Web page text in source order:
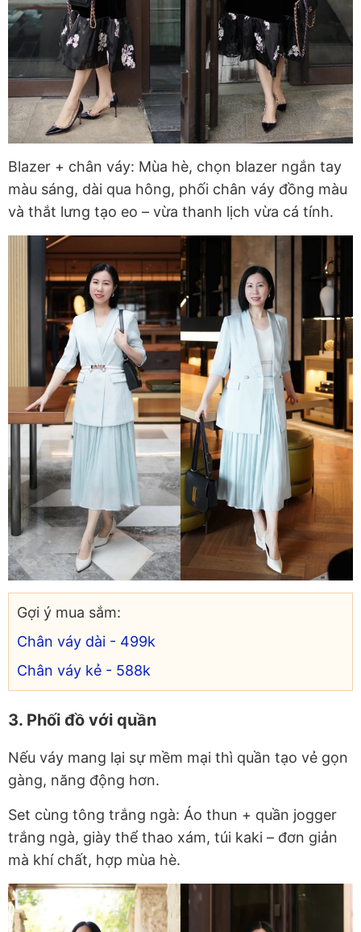
Blazer + chân váy: Mùa hè, chọn blazer ngắn tay
màu sáng, dài qua hông, phối chân váy đồng màu
và thắt lưng tạo eo – vừa thanh lịch vừa cá tính.
Gợi ý mua sắm:
Chân váy dài - 499k
Chân váy kẻ - 588k
3. Phối đồ với quần
Nếu váy mang lại sự mềm mại thì quần tạo vẻ gọn
gàng, năng động hơn.
Set cùng tông trắng ngà: Áo thun + quần jogger
trắng ngà, giày thể thao xám, túi kaki – đơn giản
mà khí chất, hợp mùa hè.